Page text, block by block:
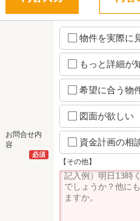
お問合せ内
容
必須
物件を実際に
もっと詳細が
希望に合う物
図面が欲しい
資金計画の相
【その他】